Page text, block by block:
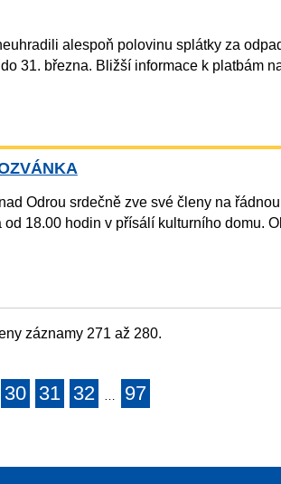
alespoň polovinu splátky za
31. března. Bližší informace k platbám
Odrou srdečně zve své členy na
18.00 hodin v přísálí kulturního domu.
záznamy 271 až 280.
30 31 32 … 97